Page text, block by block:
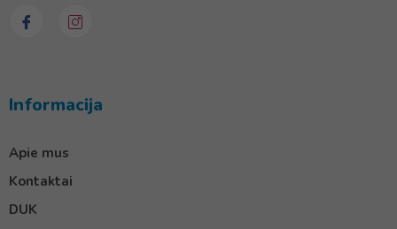
Informacija
Apie mus
Kontaktai
DUK